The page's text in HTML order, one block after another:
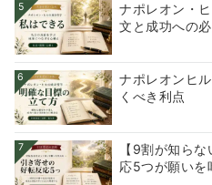
5
ナポレオン・
文と成功への
6
ナポレオンヒ
くべき利点
7
【9割が知ら
応5つが願いを